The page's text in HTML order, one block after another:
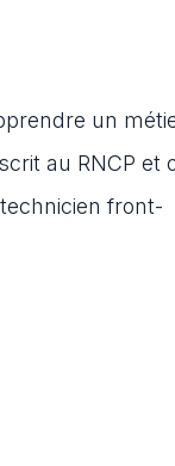
un
au RNCP et
front-